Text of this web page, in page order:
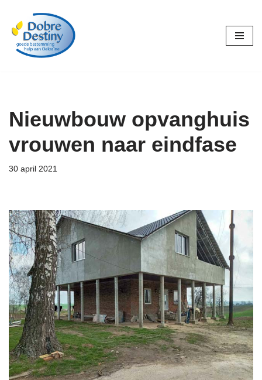
Ga
naar
Nieuwbouw opvanghuis
vrouwen naar eindfase
30 april 2021